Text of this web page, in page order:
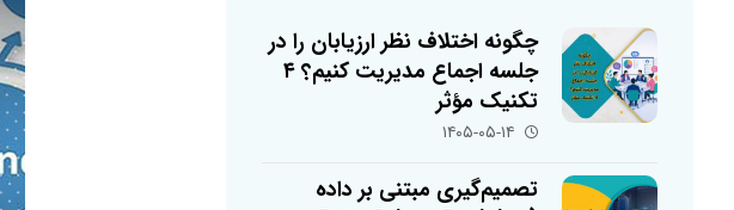
چگونه اختلاف نظر ارزیابان را در
جلسه اجماع مدیریت کنیم؟ ۴
تکنیک مؤثر
۱۴۰۵-۰۵-۱۴
تصمیم‌گیری مبتنی بر داده